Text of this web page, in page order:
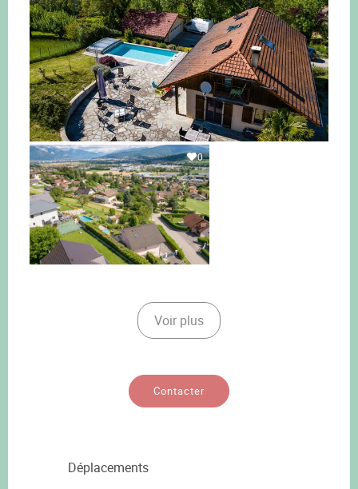
0
Voir plus
Contacter
Déplacements